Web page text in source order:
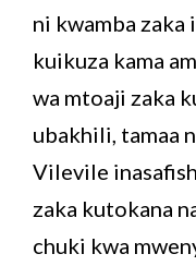
ni kwamba zaka
kuikuza kama
wa mtoaji zaka
ubakhili, tamaa
Vilevile
zaka kutokana
chuki kwa